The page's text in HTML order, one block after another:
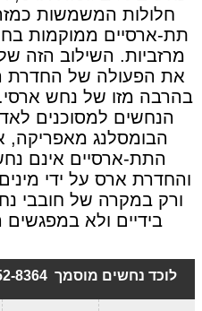
בחדשות
צרו
קשר
חלולות המשמשות
תת-ארסיים ממוקמות
מרזביות. השילוב הזה
את הפעולה של החדרת
בהרבה מזו של נחש
הנחשים למסוכנים
הבומסלנג מאפריקה,
התת-ארסיים אינם
והחדרת ארס על ידי
ורק במקרה של חובבי
בידיים ולא
לוכד נחשים מוסמך 8364